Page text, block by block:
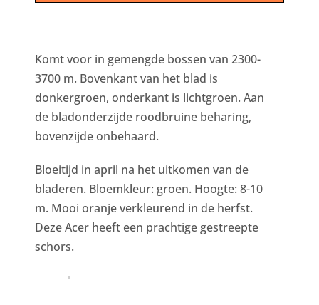
Komt voor in gemengde bossen van 2300-
3700 m. Bovenkant van het blad is
donkergroen, onderkant is lichtgroen. Aan
de bladonderzijde roodbruine beharing,
bovenzijde onbehaard.
Bloeitijd in april na het uitkomen van de
bladeren. Bloemkleur: groen. Hoogte: 8-10
m. Mooi oranje verkleurend in de herfst.
Deze Acer heeft een prachtige gestreepte
schors.